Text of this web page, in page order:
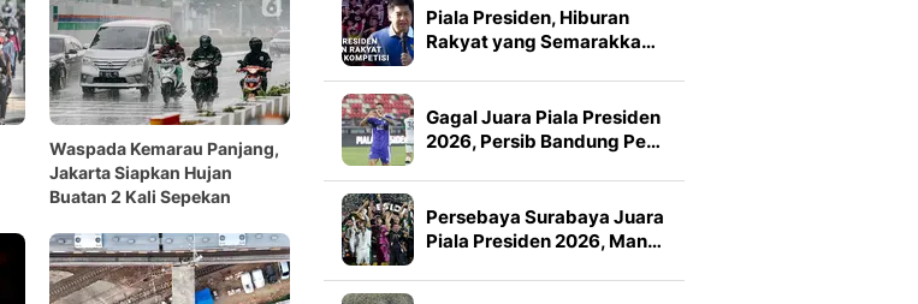
Waspada Kemarau Panjang,
Jakarta Siapkan Hujan
Buatan 2 Kali Sepekan
Piala Presiden, Hiburan
Rakyat yang Semarakka…
Gagal Juara Piala Presiden
2026, Persib Bandung Pe…
Persebaya Surabaya Juara
Piala Presiden 2026, Man…